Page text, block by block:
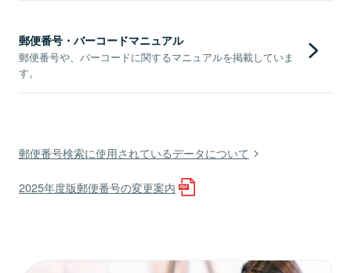
郵便番号・バーコードマニュアル
郵便番号や、バーコードに関するマニュアルを掲載していま
す。
郵便番号検索に使用されているデータについて
2025年度版郵便番号の変更案内